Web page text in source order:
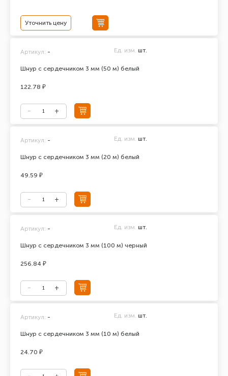
Уточнить цену
Шнур с сердечником 3 мм (50 м) белый
Артикул: - Ед. изм. шт.
122.78 ₽
Шнур с сердечником 3 мм (20 м) белый
Артикул: - Ед. изм. шт.
49.59 ₽
Шнур с сердечником 3 мм (100 м) черный
Артикул: - Ед. изм. шт.
256.84 ₽
Шнур с сердечником 3 мм (10 м) белый
Артикул: - Ед. изм. шт.
24.70 ₽